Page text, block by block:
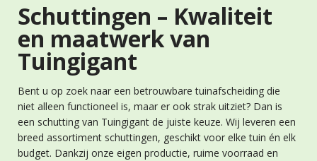
Schuttingen – Kwaliteit
en maatwerk van
Tuingigant
Bent u op zoek naar een betrouwbare tuinafscheiding die
niet alleen functioneel is, maar er ook strak uitziet? Dan is
een schutting van Tuingigant de juiste keuze. Wij leveren een
breed assortiment schuttingen, geschikt voor elke tuin én elk
budget. Dankzij onze eigen productie, ruime voorraad en